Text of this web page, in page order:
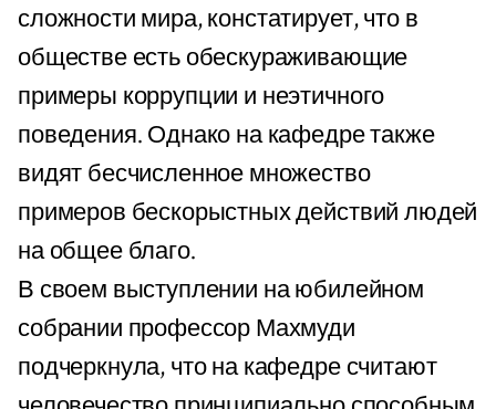
сложности мира, констатирует, что в
обществе есть обескураживающие
примеры коррупции и неэтичного
поведения. Однако на кафедре также
видят бесчисленное множество
примеров бескорыстных действий людей
на общее благо.
В своем выступлении на юбилейном
собрании профессор Махмуди
подчеркнула, что на кафедре считают